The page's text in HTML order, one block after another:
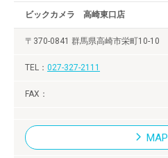
ビックカメラ 高崎東口店
〒370-0841 群馬県高崎市栄町10-10
027-327-2111
MAP